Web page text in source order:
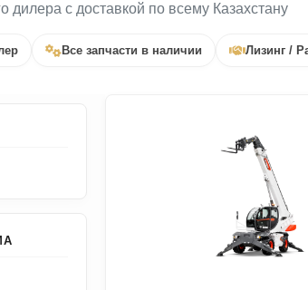
дилера с доставкой по всему Казахстану
Все запчасти в наличии Лизинг /